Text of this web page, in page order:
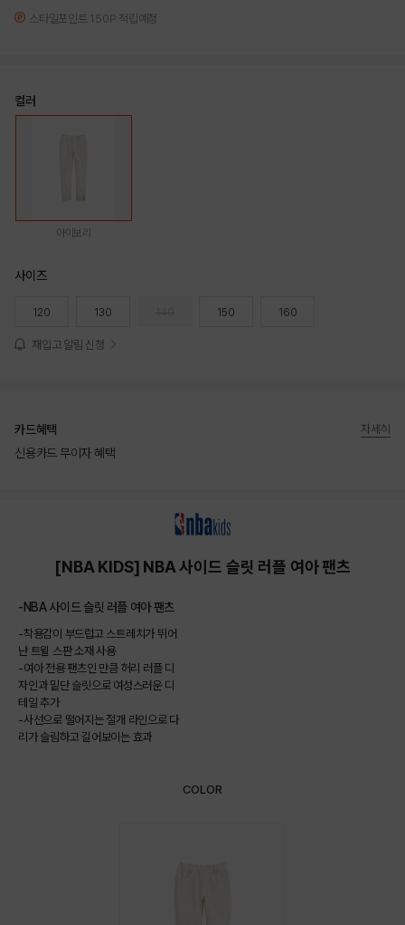
스타일포인트 150P 적립예정
컬러
아이보리
사이즈
120 130 150 160
재입고 알림 신청
카드혜택
신용카드 무이자 혜택
자세히
[NBA KIDS] NBA 사이드 슬릿 러플 여아 팬츠
-NBA 사이드 슬릿 러플 여아 팬츠
-착용감이 부드럽고 스트레치가 뛰어
난 트윌 스판 소재 사용
-여아 전용 팬츠인 만큼 허리 러플 디
자인과 밑단 슬릿으로 여성스러운 디
테일 추가
-사선으로 떨어지는 절개 라인으로 다
리가 슬림하고 길어보이는 효과
COLOR